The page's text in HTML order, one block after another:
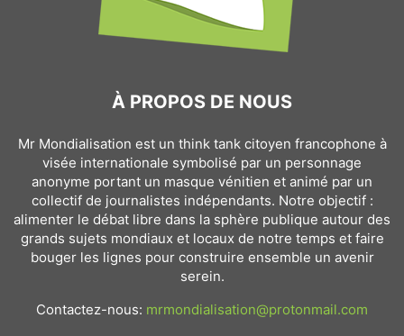
À PROPOS DE NOUS
Mr Mondialisation est un think tank citoyen francophone à
visée internationale symbolisé par un personnage
anonyme portant un masque vénitien et animé par un
collectif de journalistes indépendants. Notre objectif :
alimenter le débat libre dans la sphère publique autour des
grands sujets mondiaux et locaux de notre temps et faire
bouger les lignes pour construire ensemble un avenir
serein.
Contactez-nous: mrmondialisation@protonmail.com